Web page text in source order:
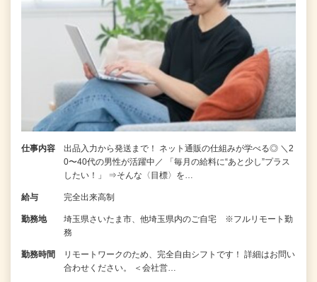
仕事内容
出品入力から発送まで！ ネット通販の仕組みが学べる◎ ＼2
0〜40代の男性が活躍中／ 「毎月の給料に“あと少し”プラス
したい！」 ⇒そんな〈目標〉を…
給与 完全出来高制
勤務地
埼玉県さいたま市、他埼玉県内のご自宅 ※フルリモート勤
務
勤務時間
リモートワークのため、完全自由シフトです！ 詳細はお問い
合わせください。 ＜会社営…